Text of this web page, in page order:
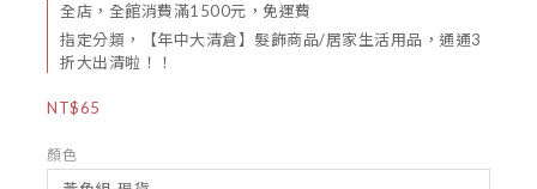
全店，全館消費滿1500元，免運費
指定分類，【年中大清倉】髮飾商品/居家生活用品，通通3
折大出清啦！！
NT$65
顏色